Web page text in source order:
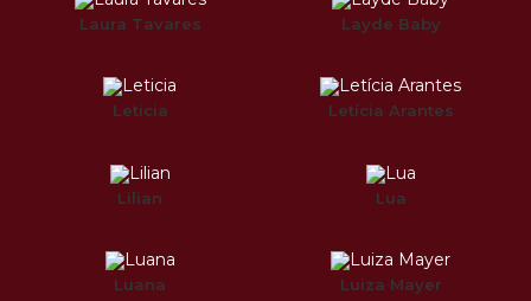
Laura Tavares Layde Baby
Leticia Letícia Arantes
Lilian Lua
Luana Luiza Mayer